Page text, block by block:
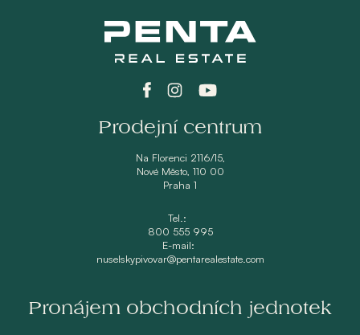
Prodejní centrum
Na Florenci 2116/15,
Nové Město, 110 00
Praha 1
Tel.:
800 555 995
E-mail:
nuselskypivovar@pentarealestate.com
Pronájem obchodních jednotek